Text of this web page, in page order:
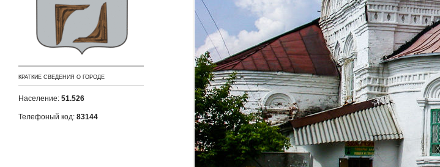
КРАТКИЕ СВЕДЕНИЯ О ГОРОДЕ
Население: 51.526
Телефоный код: 83144